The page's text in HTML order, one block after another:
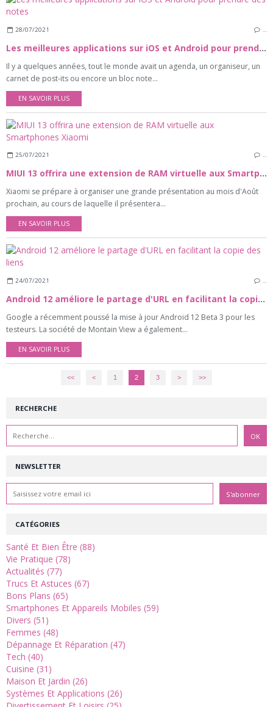
28/07/2021 …
Les meilleures applications sur iOS et Android pour prendre des notes
Il y a quelques années, tout le monde avait un agenda, un organiseur, un
carnet de post-its ou encore un bloc note...
EN SAVOIR PLUS
25/07/2021 …
MIUI 13 offrira une extension de RAM virtuelle aux Smartphones Xiaomi
Xiaomi se prépare à organiser une grande présentation au mois d'Août
prochain, au cours de laquelle il présentera...
EN SAVOIR PLUS
24/07/2021 …
Android 12 améliore le partage d'URL en facilitant la copie des liens
Google a récemment poussé la mise à jour Android 12 Beta 3 pour les
testeurs. La société de Montain View a également...
EN SAVOIR PLUS
<< < 1 2 3 > >>
NEWSLETTER
RECHERCHE
CATÉGORIES
Santé Et Bien Être (88)
Vie Pratique (78)
Actualités (77)
Trucs Et Astuces (67)
Bons Plans (65)
Smartphones Et Appareils Mobiles (59)
Divers (51)
Femmes (48)
Dépannage Et Réparation (47)
Tech (40)
Cuisine (31)
Maison Et Jardin (26)
Systèmes Et Applications (26)